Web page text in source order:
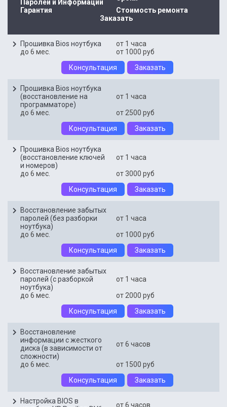
Паролей и Информации
Гарантия
Стоимость ремонта
Заказать
Прошивка Bios ноутбука
от 1 часа
до 6 мес.
от 1000 руб
Консультация
Заказать
Прошивка Bios ноутбука
(восстановление на
программаторе)
от 1 часа
до 6 мес.
от 2500 руб
Консультация
Заказать
Прошивка Bios ноутбука
(восстановление ключей
и номеров)
от 1 часа
до 6 мес.
от 3000 руб
Консультация
Заказать
Восстановление забытых
паролей (без разборки
ноутбука)
от 1 часа
до 6 мес.
от 1000 руб
Консультация
Заказать
Восстановление забытых
паролей (с разборкой
ноутбука)
от 1 часа
до 6 мес.
от 2000 руб
Консультация
Заказать
Восстановление
информации с жесткого
диска (в зависимости от
сложности)
от 6 часов
до 6 мес.
от 1500 руб
Консультация
Заказать
Настройка BIOS в
от 6 часов
Узнать стоимость ремонта
Нажимая кнопку, Вы соглашаетесь с обработкой
данных
Узнать стоимость ремонта
Нажимая кнопку, Вы соглашаетесь с обработкой
данных
Узнать стоимость ремонта
Нажимая кнопку, Вы соглашаетесь с обработкой
данных
Нажимая кнопку, Вы соглашаетесь с обработкойперсональных
данных
Нажимая кнопку, Вы соглашаетесь с обработкойперсональных
данных